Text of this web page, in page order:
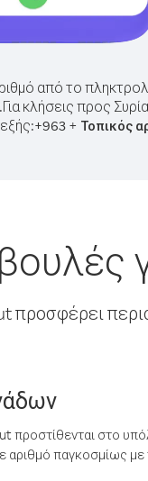
από το
Για κλήσεις προς
+963 + Τοπικός
προσφέρει
προστίθενται στο
παγκοσμίως με